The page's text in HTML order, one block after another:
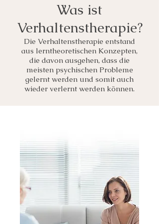
Was ist
Verhaltenstherapie?
Die Verhaltenstherapie entstand
aus lerntheoretischen Konzepten,
die davon ausgehen, dass die
meisten psychischen Probleme
gelernt werden und somit auch
wieder verlernt werden können.